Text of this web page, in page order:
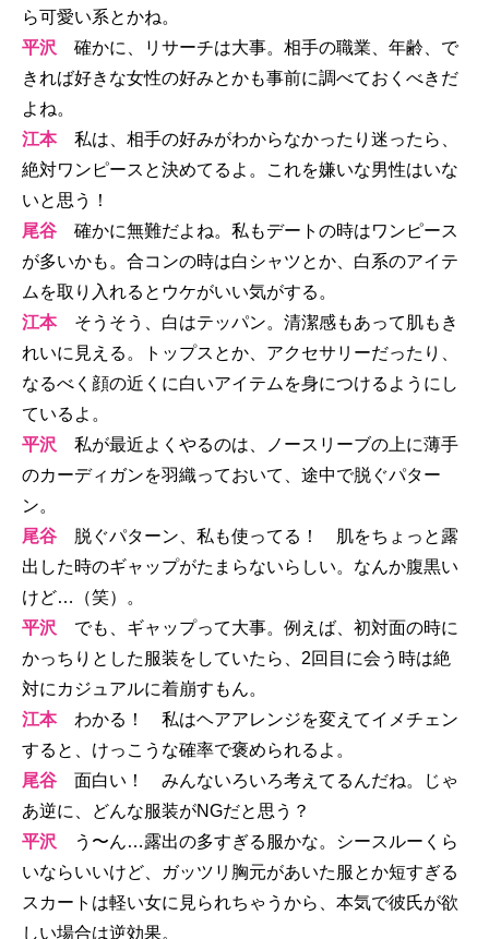
ら可愛い系とかね。
平沢 確かに、リサーチは大事。相手の職業、年齢、で
きれば好きな女性の好みとかも事前に調べておくべきだ
よね。
江本私は、相手の好みがわからなかったり迷ったら、
絶対ワンピースと決めてるよ。これを嫌いな男性はいな
いと思う！
尾谷 確かに無難だよね。私もデートの時はワンピース
が多いかも。合コンの時は白シャツとか、白系のアイテ
ムを取り入れるとウケがいい気がする。
江本そうそう、白はテッパン。清潔感もあって肌もき
れいに見える。トップスとか、アクセサリーだったり、
なるべく顔の近くに白いアイテムを身につけるようにし
ているよ。
平沢 私が最近よくやるのは、ノースリーブの上に薄手
のカーディガンを羽織っておいて、途中で脱ぐパター
ン。
尾谷 脱ぐパターン、私も使ってる！ 肌をちょっと露
出した時のギャップがたまらないらしい。なんか腹黒い
けど…（笑）。
平沢 でも、ギャップって大事。例えば、初対面の時に
かっちりとした服装をしていたら、2回目に会う時は絶
対にカジュアルに着崩すもん。
江本わかる！ 私はヘアアレンジを変えてイメチェン
すると、けっこうな確率で褒められるよ。
尾谷 面白い！ みんないろいろ考えてるんだね。じゃ
あ逆に、どんな服装がNGだと思う？
平沢 う〜ん…露出の多すぎる服かな。シースルーくら
いならいいけど、ガッツリ胸元があいた服とか短すぎる
スカートは軽い女に見られちゃうから、本気で彼氏が欲
しい場合は逆効果。